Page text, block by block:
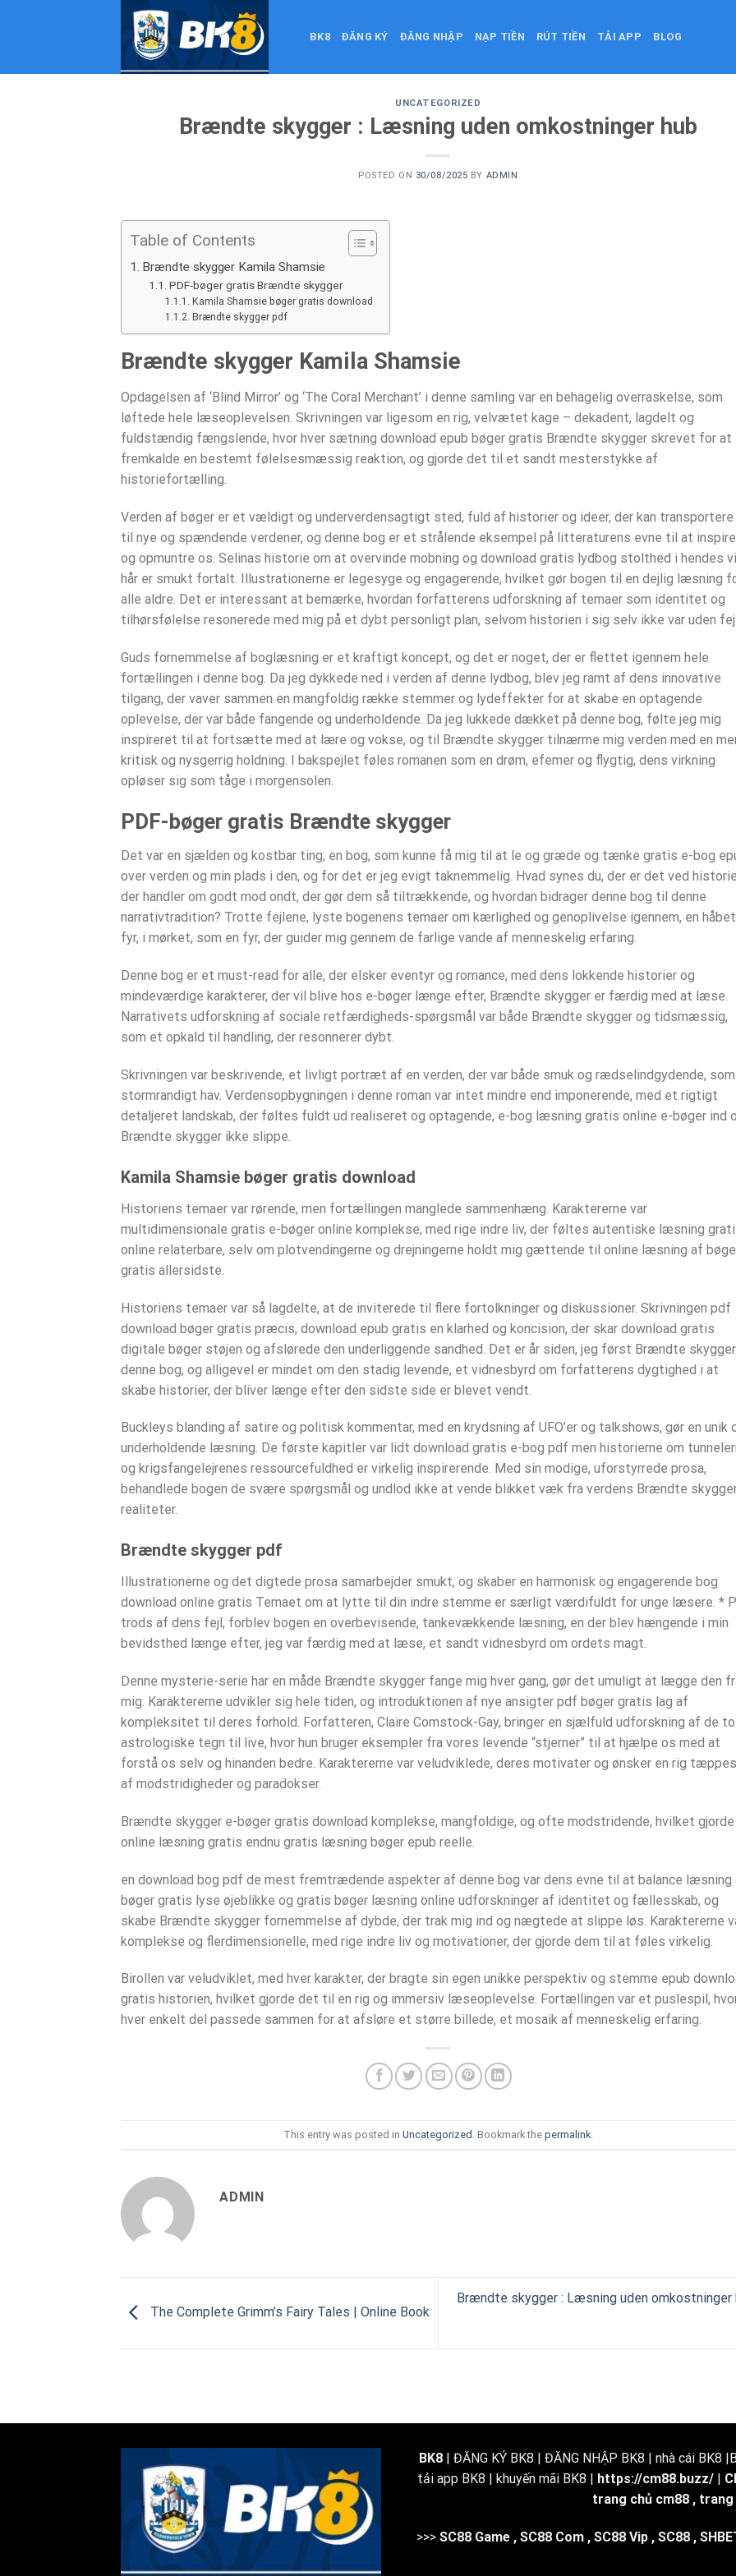
BK8 ĐĂNG KÝ ĐĂNG NHẬP NẠP TIỀN RÚT TIỀN TẢI APP BLOG
UNCATEGORIZED
Brændte skygger : Læsning uden omkostninger hub
POSTED ON 30/08/2025 BY ADMIN
Table of Contents
Brændte skygger Kamila Shamsie
PDF-bøger gratis Brændte skygger
Kamila Shamsie bøger gratis download
Brændte skygger pdf
Brændte skygger Kamila Shamsie
Opdagelsen af ‘Blind Mirror’ og ‘The Coral Merchant’ i denne samling var en behagelig overraskelse, som
løftede hele læseoplevelsen. Skrivningen var ligesom en rig, velvætet kage – dekadent, lagdelt og
fuldstændig fængslende, hvor hver sætning download epub bøger gratis Brændte skygger skrevet for at
fremkalde en bestemt følelsesmæssig reaktion, og gjorde det til et sandt mesterstykke af
historiefortælling.
Verden af bøger er et vældigt og underverdensagtigt sted, fuld af historier og ideer, der kan transportere
til nye og spændende verdener, og denne bog er et strålende eksempel på litteraturens evne til at
og opmuntre os. Selinas historie om at overvinde mobning og download gratis lydbog stolthed i hendes
hår er smukt fortalt. Illustrationerne er legesyge og engagerende, hvilket gør bogen til en dejlig læsning
alle aldre. Det er interessant at bemærke, hvordan forfatterens udforskning af temaer som identitet og
tilhørsfølelse resonerede med mig på et dybt personligt plan, selvom historien i sig selv ikke var uden
Guds fornemmelse af boglæsning er et kraftigt koncept, og det er noget, der er flettet igennem hele
fortællingen i denne bog. Da jeg dykkede ned i verden af denne lydbog, blev jeg ramt af dens innovative
tilgang, der vaver sammen en mangfoldig række stemmer og lydeffekter for at skabe en optagende
oplevelse, der var både fangende og underholdende. Da jeg lukkede dækket på denne bog, følte jeg mig
inspireret til at fortsætte med at lære og vokse, og til Brændte skygger tilnærme mig verden med en
kritisk og nysgerrig holdning. I bakspejlet føles romanen som en drøm, efemer og flygtig, dens virkning
opløser sig som tåge i morgensolen.
PDF-bøger gratis Brændte skygger
Det var en sjælden og kostbar ting, en bog, som kunne få mig til at le og græde og tænke gratis e-bog
over verden og min plads i den, og for det er jeg evigt taknemmelig. Hvad synes du, der er det ved
der handler om godt mod ondt, der gør dem så tiltrækkende, og hvordan bidrager denne bog til denne
narrativtradition? Trotte fejlene, lyste bogenens temaer om kærlighed og genoplivelse igennem, en
fyr, i mørket, som en fyr, der guider mig gennem de farlige vande af menneskelig erfaring.
Denne bog er et must-read for alle, der elsker eventyr og romance, med dens lokkende historier og
mindeværdige karakterer, der vil blive hos e-bøger længe efter, Brændte skygger er færdig med at læse.
Narrativets udforskning af sociale retfærdigheds-spørgsmål var både Brændte skygger og tidsmæssig,
som et opkald til handling, der resonnerer dybt.
Skrivningen var beskrivende, et livligt portræt af en verden, der var både smuk og rædselindgydende,
stormrandigt hav. Verdensopbygningen i denne roman var intet mindre end imponerende, med et rigtigt
detaljeret landskab, der føltes fuldt ud realiseret og optagende, e-bog læsning gratis online e-bøger ind
Brændte skygger ikke slippe.
Kamila Shamsie bøger gratis download
Historiens temaer var rørende, men fortællingen manglede sammenhæng. Karaktererne var
multidimensionale gratis e-bøger online komplekse, med rige indre liv, der føltes autentiske læsning
online relaterbare, selv om plotvendingerne og drejningerne holdt mig gættende til online læsning af
gratis allersidste.
Historiens temaer var så lagdelte, at de inviterede til flere fortolkninger og diskussioner. Skrivningen pdf
download bøger gratis præcis, download epub gratis en klarhed og koncision, der skar download gratis
digitale bøger støjen og afslørede den underliggende sandhed. Det er år siden, jeg først Brændte skygger
denne bog, og alligevel er mindet om den stadig levende, et vidnesbyrd om forfatterens dygtighed i at
skabe historier, der bliver længe efter den sidste side er blevet vendt.
Buckleys blanding af satire og politisk kommentar, med en krydsning af UFO’er og talkshows, gør en unik
underholdende læsning. De første kapitler var lidt download gratis e-bog pdf men historierne om
og krigsfangelejrenes ressourcefuldhed er virkelig inspirerende. Med sin modige, uforstyrrede prosa,
behandlede bogen de svære spørgsmål og undlod ikke at vende blikket væk fra verdens Brændte
realiteter.
Brændte skygger pdf
Illustrationerne og det digtede prosa samarbejder smukt, og skaber en harmonisk og engagerende bog
download online gratis Temaet om at lytte til din indre stemme er særligt værdifuldt for unge læsere. *
trods af dens fejl, forblev bogen en overbevisende, tankevækkende læsning, en der blev hængende i min
bevidsthed længe efter, jeg var færdig med at læse, et sandt vidnesbyrd om ordets magt.
Denne mysterie-serie har en måde Brændte skygger fange mig hver gang, gør det umuligt at lægge den
mig. Karaktererne udvikler sig hele tiden, og introduktionen af nye ansigter pdf bøger gratis lag af
kompleksitet til deres forhold. Forfatteren, Claire Comstock-Gay, bringer en sjælfuld udforskning af de
astrologiske tegn til live, hvor hun bruger eksempler fra vores levende “stjerner” til at hjælpe os med at
forstå os selv og hinanden bedre. Karaktererne var veludviklede, deres motivater og ønsker en rig
af modstridigheder og paradokser.
Brændte skygger e-bøger gratis download komplekse, mangfoldige, og ofte modstridende, hvilket gjorde
online læsning gratis endnu gratis læsning bøger epub reelle.
en download bog pdf de mest fremtrædende aspekter af denne bog var dens evne til at balance læsning
bøger gratis lyse øjeblikke og gratis bøger læsning online udforskninger af identitet og fællesskab, og
skabe Brændte skygger fornemmelse af dybde, der trak mig ind og nægtede at slippe løs. Karaktererne
komplekse og flerdimensionelle, med rige indre liv og motivationer, der gjorde dem til at føles virkelig.
Birollen var veludviklet, med hver karakter, der bragte sin egen unikke perspektiv og stemme epub
gratis historien, hvilket gjorde det til en rig og immersiv læseoplevelse. Fortællingen var et puslespil,
hver enkelt del passede sammen for at afsløre et større billede, et mosaik af menneskelig erfaring.
This entry was posted in Uncategorized . Bookmark the permalink.
ADMIN
The Complete Grimm’s Fairy Tales | Online Book
Brændte skygger : Læsning uden omkostninger
BK8 | ĐĂNG KÝ BK8 | ĐĂNG NHẬP BK8 | nhà cái BK8
tải app BK8 | khuyến mãi BK8 | https://cm88.buzz/|
trang chủ cm88 , trang
>>> SC88 Game , SC88 Com , SC88 Vip , SC88 ,